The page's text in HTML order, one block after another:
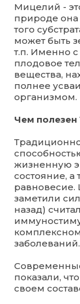
Мицелий -
природе она
того
может быть
т.п. Именно
плодовое
вещества,
полнее
организмом.
Чем
Традиционно
жизненную
состояние,
равновесие.
заметили
назад)
заболеваний.
показали,
своем